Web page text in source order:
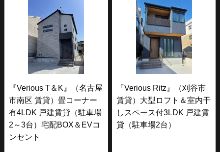
『Verious T＆K』（名古屋
市南区 賃貸）畳コーナー
有4LDK 戸建賃貸（駐車場
2～3台）宅配BOX＆EVコ
ンセント
『Verious Ritz』（刈谷市
賃貸）大型ロフト＆室内干
しスペース付3LDK 戸建賃
貸（駐車場2台）